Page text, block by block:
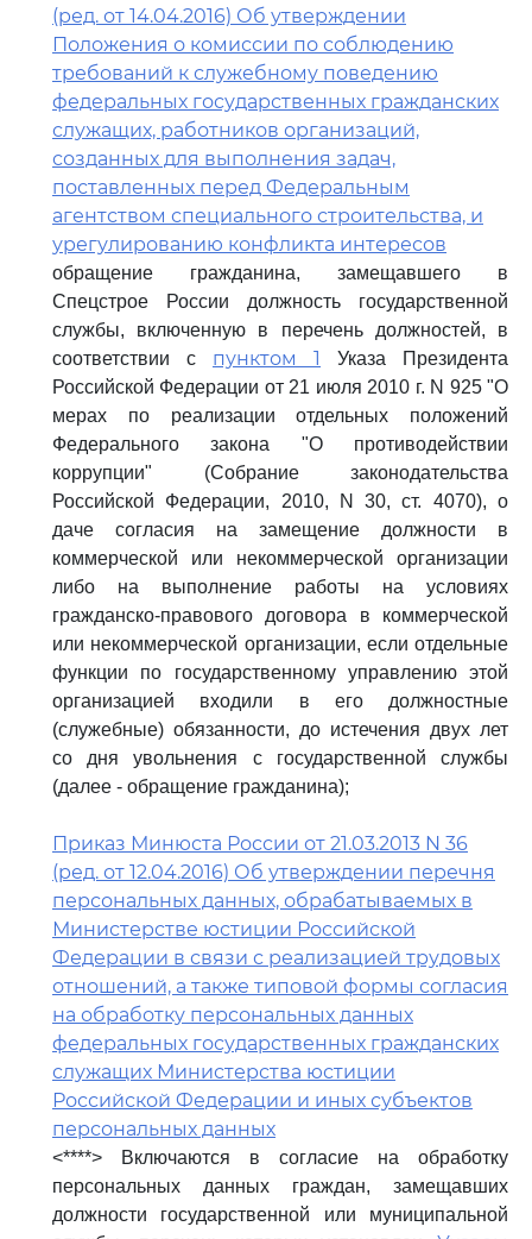
(ред. от 14.04.2016) Об утверждении
Положения о комиссии по соблюдению
требований к служебному поведению
федеральных государственных гражданских
служащих, работников организаций,
созданных для выполнения задач,
поставленных перед Федеральным
агентством специального строительства, и
урегулированию конфликта интересов
обращение гражданина, замещавшего в
Спецстрое России должность государственной
службы, включенную в перечень должностей, в
соответствии с пунктом 1
Указа Президента
Российской Федерации от 21 июля 2010 г. N 925 "О
мерах по реализации отдельных положений
Федерального закона "О противодействии
коррупции" (Собрание законодательства
Российской Федерации, 2010, N 30, ст. 4070), о
даче согласия на замещение должности в
коммерческой или некоммерческой организации
либо на выполнение работы на условиях
гражданско-правового договора в коммерческой
или некоммерческой организации, если отдельные
функции по государственному управлению этой
организацией входили в его должностные
(служебные) обязанности, до истечения двух лет
со дня увольнения с государственной службы
(далее - обращение гражданина);
Приказ Минюста России от 21.03.2013 N 36
(ред. от 12.04.2016) Об утверждении перечня
персональных данных, обрабатываемых в
Министерстве юстиции Российской
Федерации в связи с реализацией трудовых
отношений, а также типовой формы согласия
на обработку персональных данных
федеральных государственных гражданских
служащих Министерства юстиции
Российской Федерации и иных субъектов
персональных данных
<****> Включаются в согласие на обработку
персональных данных граждан, замещавших
должности государственной или муниципальной